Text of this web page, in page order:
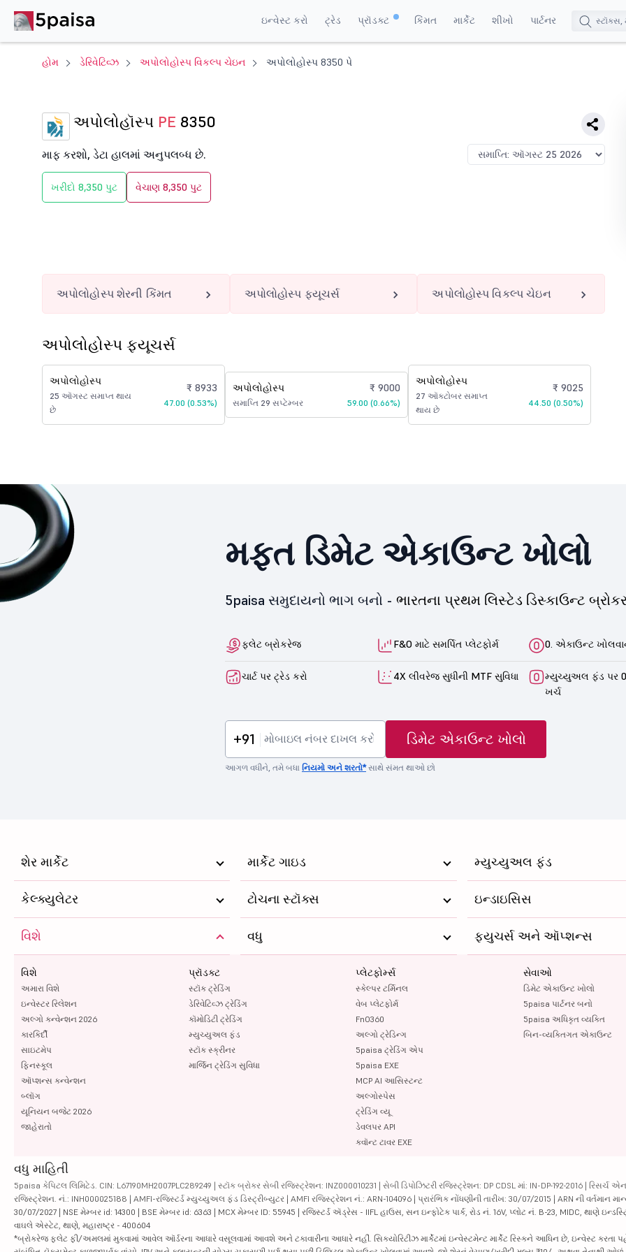
ઇન્વેસ્ટ કરો ટ્રેડ પ્રૉડક્ટ કિંમત માર્કેટ શીખો પાર્ટનર
હોમ ડેરિવેટિવ્ઝ અપોલોહોસ્પ વિકલ્પ ચેઇન અપોલોહોસ્પ 8350 પે
અપોલોહૉસ્પ PE 8350
માફ કરશો, ડેટા હાલમાં અનુપલબ્ધ છે.
ખરીદો 8,350 પુટ વેચાણ 8,350 પુટ
અપોલોહોસ્પ શેરની કિંમત અપોલોહોસ્પ ફ્યૂચર્સ અપોલોહોસ્પ વિકલ્પ ચેઇન
અપોલોહોસ્પ ફ્યૂચર્સ
અપોલોહોસ્પ
25 ઑગસ્ટ સમાપ્ત થાય
છે
₹ 8933
47.00 (0.53%)
અપોલોહોસ્પ
સમાપ્તિ 29 સપ્ટેમ્બર
₹ 9000
59.00 (0.66%)
અપોલોહોસ્પ
27 ઑક્ટોબર સમાપ્ત
થાય છે
₹ 9025
44.50 (0.50%)
મફત ડિમેટ એકાઉન્ટ ખોલો
5paisa સમુદાયનો ભાગ બનો - ભારતના પ્રથમ લિસ્ટેડ ડિસ્કાઉન્ટ
ફ્લેટ બ્રોકરેજ F&O માટે સમર્પિત પ્લેટફોર્મ 0. એકાઉન્ટ
ચાર્ટ પર ટ્રેડ કરો 4X લીવરેજ સુધીની MTF સુવિધા
મ્યુચ્યુઅલ ફંડ પર
ખર્ચ
+91 ડિમેટ એકાઉન્ટ ખોલો
આગળ વધીને, તમે બધા નિયમો અને શરતો*સાથે સંમત થાઓ છો
શેર માર્કેટ માર્કેટ ગાઇડ મ્યુચ્યુઅલ ફંડ
કેલ્ક્યુલેટર ટોચના સ્ટૉક્સ ઇન્ડાઇસિસ
વિશે
વિશે
અમારા વિશે
ઇન્વેસ્ટર રિલેશન
અલ્ગો કન્વેન્શન 2026
કારકિર્દી
સાઇટમેપ
ફિનસ્કૂલ
ઑપ્શન્સ કન્વેન્શન
બ્લૉગ
યૂનિયન બજેટ 2026
જાહેરાતો
પ્રૉડક્ટ
સ્ટૉક ટ્રેડિંગ
ડેરિવેટિવ્ઝ ટ્રેડિંગ
કૉમોડિટી ટ્રેડિંગ
મ્યુચ્યુઅલ ફંડ
સ્ટૉક સ્ક્રીનર
માર્જિન ટ્રેડિંગ સુવિધા
પ્લેટફોર્મ્સ
સ્કેલ્પર ટર્મિનલ
વેબ પ્લેટફોર્મ
FnO360
અલ્ગો ટ્રેડિન્ગ
5paisa ટ્રેડિંગ એપ
5paisa EXE
MCP AI આસિસ્ટન્ટ
અલ્ગોસ્પેસ
ટ્રેડિંગ વ્યૂ
ડેવલપર API
ક્વૉન્ટ ટાવર EXE
સેવાઓ
ડિમેટ એકાઉન્ટ ખોલો
5paisa પાર્ટનર બનો
5paisa અધિકૃત વ્યક્તિ
બિન-વ્યક્તિગત એકાઉન્ટ
વધુ ફ્યુચર્સ અને ઑપ્શન્સ
વધુ માહિતી
5paisa કેપિટલ લિમિટેડ. CIN: L67190MH2007PLC289249 | સ્ટૉક બ્રોકર સેબી રજિસ્ટ્રેશન: INZ000010231 | સેબી ડિપોઝિટરી રજિસ્ટ્રેશન: DP CDSL માં: IN-DP-192-2016 | રિસર્ચ
રજિસ્ટ્રેશન. નં.: INH000025188 | AMFI-રજિસ્ટર્ડ મ્યુચ્યુઅલ ફંડ ડિસ્ટ્રીબ્યુટર | AMFI રજિસ્ટ્રેશન નં.: ARN-104096 | પ્રારંભિક નોંધણીની તારીખ: 30/07/2015 | ARN ની વર્તમાન
30/07/2027 | NSE મેમ્બર id: 14300 | BSE મેમ્બર id: 6363 | MCX મેમ્બર ID: 55945 | રજિસ્ટર્ડ ઍડ્રેસ - IIFL હાઉસ, સન ઇન્ફોટેક પાર્ક, રોડ નં. 16V, પ્લોટ નં. B-23, MIDC, થાણે
વાઘલે એસ્ટેટ, થાણે, મહારાષ્ટ્ર - 400604
*બ્રોકરેજ ફ્લેટ ફી/અમલમાં મુકવામાં આવેલ ઑર્ડરના આધારે વસૂલવામાં આવશે અને ટકાવારીના આધારે નહીં. સિક્યોરિટીઝ માર્કેટમાં ઇન્વેસ્ટમેન્ટ માર્કેટ રિસ્કને આધિન છે, ઇન્વેસ્ટ કરતા